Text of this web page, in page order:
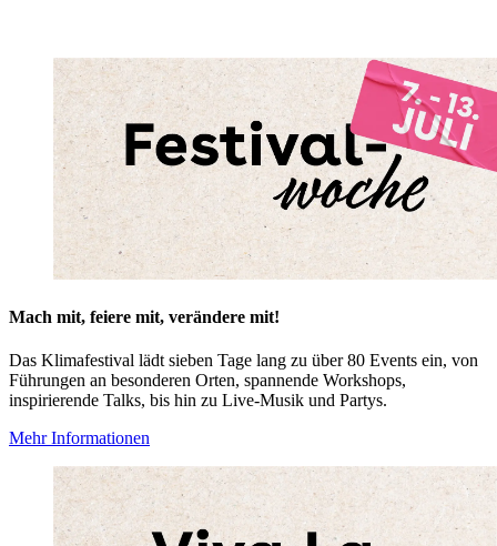
Mach mit, feiere mit, verändere mit!
Das Klimafestival lädt sieben Tage lang zu über 80 Events ein, von
Führungen an besonderen Orten, spannende Workshops,
inspirierende Talks, bis hin zu Live-Musik und Partys.
Mehr Informationen